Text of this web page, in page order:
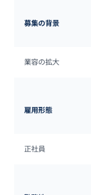
募集の背景
業容の拡大
雇用形態
正社員